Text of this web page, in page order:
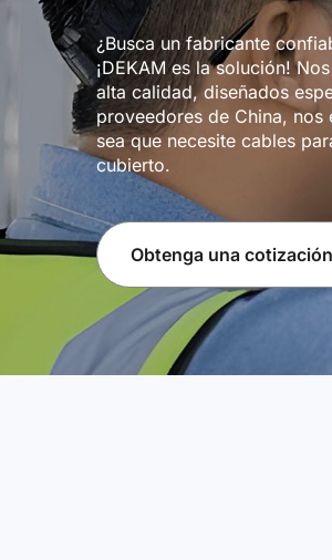
¿Busca un fabricante
¡DEKAM es la solución!
alta calidad, diseñados
proveedores de China,
sea que necesite cables
cubierto.
Obtenga una